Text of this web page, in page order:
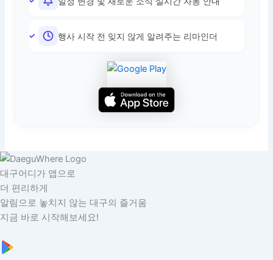
행사 시작 전 잊지 않게 알려주는 리마인더
대구어디가 앱으로
더 편리하게
알림으로 놓치지 않는 대구의 즐거움
지금 바로 시작해보세요!